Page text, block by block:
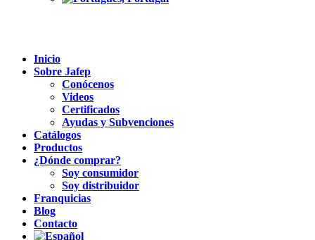
Inicio
Sobre Jafep
Conócenos
Videos
Certificados
Ayudas y Subvenciones
Catálogos
Productos
¿Dónde comprar?
Soy consumidor
Soy distribuidor
Franquicias
Blog
Contacto